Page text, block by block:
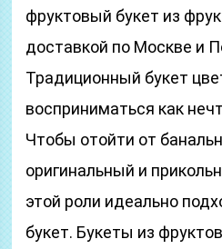
фруктовый букет из
доставкой по Москве и
Традиционный букет
восприниматься как
Чтобы отойти от
оригинальный и
этой роли идеально
букет. Букеты из